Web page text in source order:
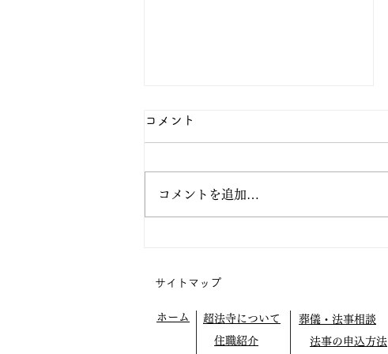
う
コメント
コメントを追加…
サイトマップ
ホーム
超法寺について
住職紹介
葬儀・法事相談
法事の申込方法